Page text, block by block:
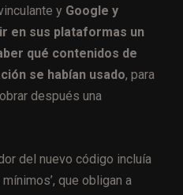
y Google y
en sus plataformas un
qué contenidos de
se habían usado, para
después una
del nuevo código incluía
que obligan a